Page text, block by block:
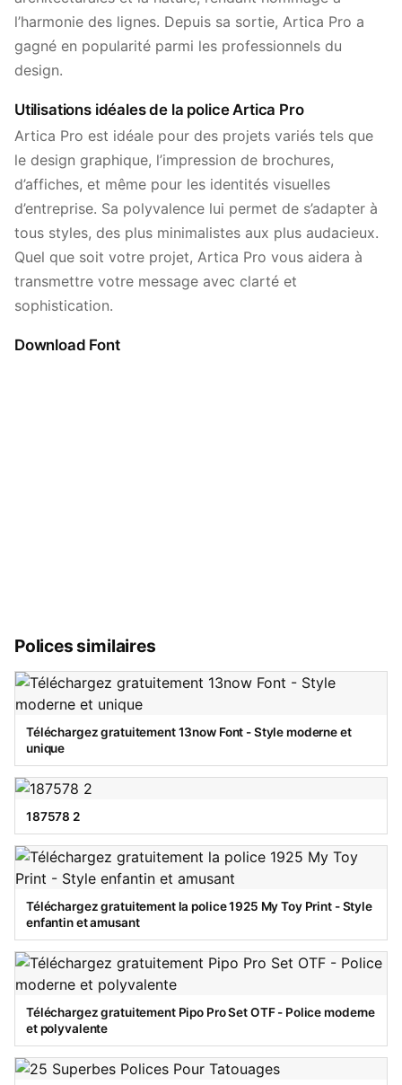
l’harmonie des lignes. Depuis sa sortie, Artica Pro a
gagné en popularité parmi les professionnels du
design.
Utilisations idéales de la police Artica Pro
Artica Pro est idéale pour des projets variés tels que
le design graphique, l’impression de brochures,
d’affiches, et même pour les identités visuelles
d’entreprise. Sa polyvalence lui permet de s’adapter à
tous styles, des plus minimalistes aux plus audacieux.
Quel que soit votre projet, Artica Pro vous aidera à
transmettre votre message avec clarté et
sophistication.
Download Font
Polices similaires
Téléchargez gratuitement 13now Font - Style moderne et
unique
187578 2
Téléchargez gratuitement la police 1925 My Toy Print - Style
enfantin et amusant
Téléchargez gratuitement Pipo Pro Set OTF - Police moderne
et polyvalente